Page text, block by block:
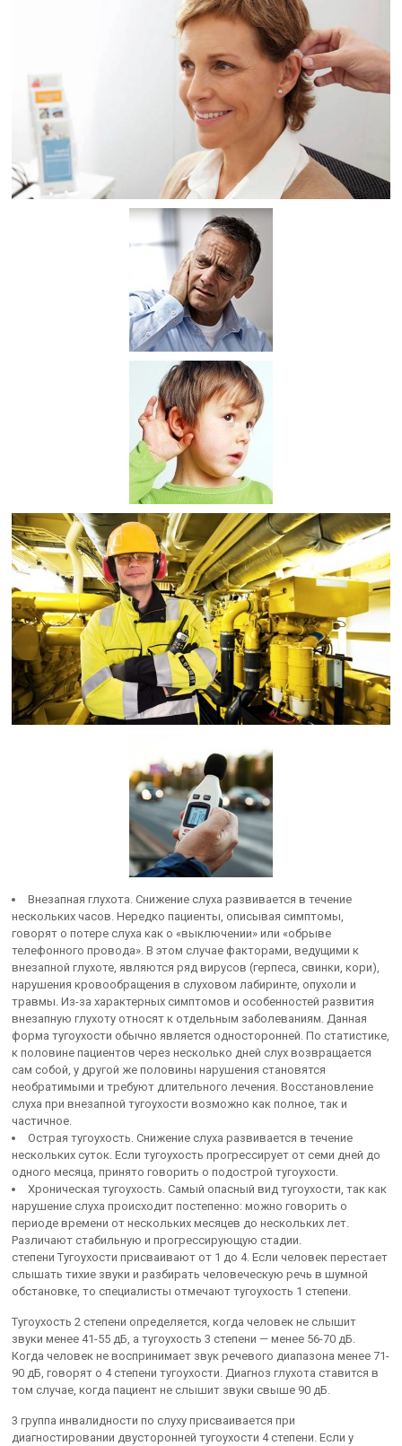
Внезапная глухота. Снижение слуха развивается в течение
нескольких часов. Нередко пациенты, описывая симптомы,
говорят о потере слуха как о «выключении» или «обрыве
телефонного провода». В этом случае факторами, ведущими к
внезапной глухоте, являются ряд вирусов (герпеса, свинки, кори),
нарушения кровообращения в слуховом лабиринте, опухоли и
травмы. Из-за характерных симптомов и особенностей развития
внезапную глухоту относят к отдельным заболеваниям. Данная
форма тугоухости обычно является односторонней. По статистике,
к половине пациентов через несколько дней слух возвращается
сам собой, у другой же половины нарушения становятся
необратимыми и требуют длительного лечения. Восстановление
слуха при внезапной тугоухости возможно как полное, так и
частичное.
Острая тугоухость. Снижение слуха развивается в течение
нескольких суток. Если тугоухость прогрессирует от семи дней до
одного месяца, принято говорить о подострой тугоухости.
Хроническая тугоухость. Самый опасный вид тугоухости, так как
нарушение слуха происходит постепенно: можно говорить о
периоде времени от нескольких месяцев до нескольких лет.
Различают стабильную и прогрессирующую стадии.
степени Тугоухости присваивают от 1 до 4. Если человек перестает
слышать тихие звуки и разбирать человеческую речь в шумной
обстановке, то специалисты отмечают тугоухость 1 степени.
Тугоухость 2 степени определяется, когда человек не слышит
звуки менее 41-55 дБ, а тугоухость 3 степени — менее 56-70 дБ.
Когда человек не воспринимает звук речевого диапазона менее 71-
90 дБ, говорят о 4 степени тугоухости. Диагноз глухота ставится в
том случае, когда пациент не слышит звуки свыше 90 дБ.
3 группа инвалидности по слуху присваивается при
диагностировании двусторонней тугоухости 4 степени. Если у